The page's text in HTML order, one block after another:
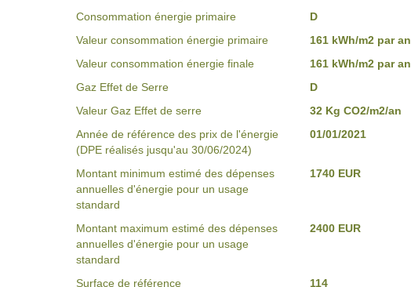
Consommation énergie primaire
D
Valeur consommation énergie primaire
161 kWh/m2 par an
Valeur consommation énergie finale
161 kWh/m2 par an
Gaz Effet de Serre
D
Valeur Gaz Effet de serre
32 Kg CO2/m2/an
Année de référence des prix de l'énergie
(DPE réalisés jusqu'au 30/06/2024)
01/01/2021
Montant minimum estimé des dépenses
annuelles d'énergie pour un usage
standard
1740 EUR
Montant maximum estimé des dépenses
annuelles d'énergie pour un usage
standard
2400 EUR
Surface de référence 114